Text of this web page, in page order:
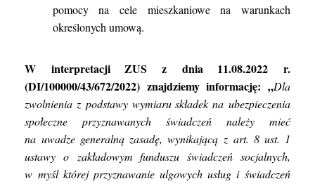
pomocy na cele mieszkaniowe na warunkach
określonych umową.
W interpretacji ZUS z dnia 11.08.2022 r.
(DI/100000/43/672/2022) znajdziemy informację: „Dla
zwolnienia z podstawy wymiaru składek na ubezpieczenia
społeczne przyznawanych świadczeń należy mieć
na uwadze generalną zasadę, wynikającą z art. 8 ust. 1
ustawy o zakładowym funduszu świadczeń socjalnych,
w myśl której przyznawanie ulgowych usług i świadczeń